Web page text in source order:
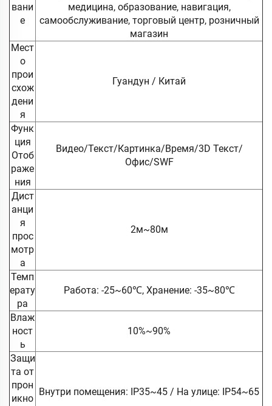
вани
е
медицина, образование, навигация,
самообслуживание, торговый центр, розничный
магазин
Мест
о
прои
схож
дени
я
Гуандун / Китай
Функ
ция
Отоб
раже
ния
Видео/Текст/Картинка/Время/3D Текст/
Офис/SWF
Дист
анци
я
прос
мотр
а
2м~80м
Темп
ерату
ра
Работа: -25~60℃, Хранение: -35~80℃
Влаж
ност
ь
10%~90%
Защи
та от
прон
икно
Внутри помещения: IP35~45 / На улице: IP54~65